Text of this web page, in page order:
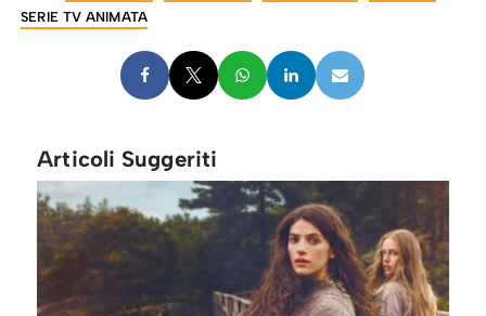
SERIE TV ANIMATA
Articoli Suggeriti